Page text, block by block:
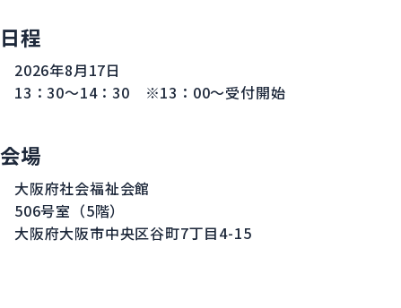
日程
2026年8月17日
13：30～14：30 ※13：00～受付開始
会場
大阪府社会福祉会館
506号室（5階）
大阪府大阪市中央区谷町7丁目4-15